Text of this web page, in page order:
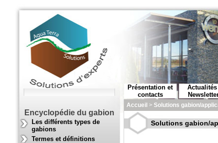
Encyclopédie du gabion
Les différents types de
gabions
Termes et définitions
Présentation et
contacts
Actualités
Accueil > Solutions gabion/
Solutions gabion/